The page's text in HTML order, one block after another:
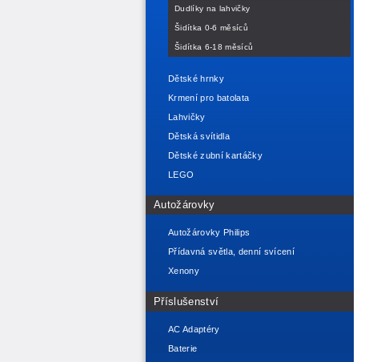
Dudlíky na lahvičky
Šidítka 0-6 měsíců
Šidítka 6-18 měsíců
Dětské hrnky
Krmení pro batolata
Lahvičky
Dětská svítidla
Dětské zubní kartáčky
LEGO
Autožárovky
Autožárovky Philips
Přídavná světla, denní svícení
Xenony
Příslušenství
AC Adaptéry
Baterie